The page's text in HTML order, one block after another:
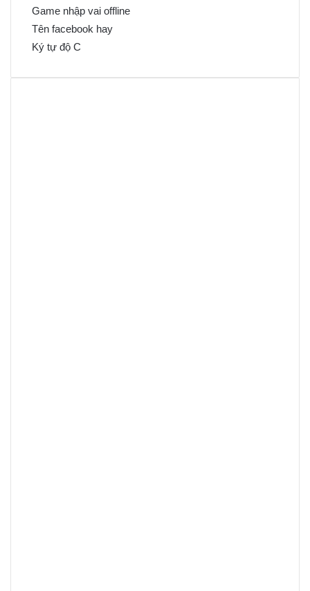
Game nhập vai offline
Tên facebook hay
Ký tự độ C